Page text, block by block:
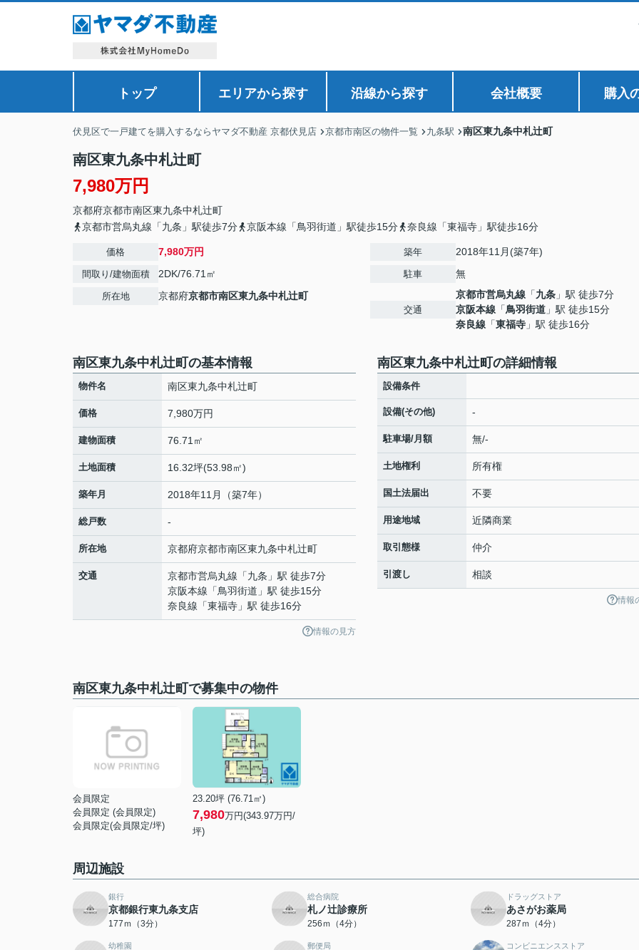
トップ エリアから探す 沿線から探す 会社概要 購入
伏見区で一戸建てを購入するならヤマダ不動産 京都伏見店 京都市南区の物件一覧 九条駅 南区東九条中札辻町
南区東九条中札辻町
7,980万円
京都府京都市南区東九条中札辻町
京都市営烏丸線「九条」駅徒歩7分
京阪本線「鳥羽街道」駅徒歩15分 奈良線「東福寺」駅徒歩16分
価格 7,980万円
間取り/建物面積 2DK/76.71㎡
所在地 京都府京都市南区東九条中札辻町
築年 2018年11月(築7年)
駐車 無
交通
京都市営烏丸線 「九条 」駅 徒歩7分
京阪本線 「鳥羽街道 」駅 徒歩15分
奈良線 「東福寺 」駅 徒歩16分
南区東九条中札辻町の基本情報
物件名 南区東九条中札辻町
価格 7,980万円
建物面積 76.71㎡
土地面積 16.32坪(53.98㎡)
築年月 2018年11月（築7年）
総戸数 -
所在地 京都府京都市南区東九条中札辻町
交通 京都市営烏丸線 「九条 」駅 徒歩7分
京阪本線 「鳥羽街道 」駅 徒歩15分
奈良線 「東福寺 」駅 徒歩16分
情報の見方
南区東九条中札辻町の詳細情報
設備条件
設備(その他) -
駐車場/月額 無/-
土地権利 所有権
国土法届出 不要
用途地域 近隣商業
取引態様 仲介
引渡し 相談
情報
南区東九条中札辻町で募集中の物件
会員限定
会員限定 (会員限定)
会員限定(会員限定/坪)
23.20坪 (76.71㎡)
7,980万円(343.97万円/
坪)
周辺施設
銀行
京都銀行東九条支店
177ｍ（3分）
総合病院
札ノ辻診療所
256ｍ（4分）
ドラッグストア
あさがお薬局
287ｍ（4分）
幼稚園 郵便局 コンビニエンスストア